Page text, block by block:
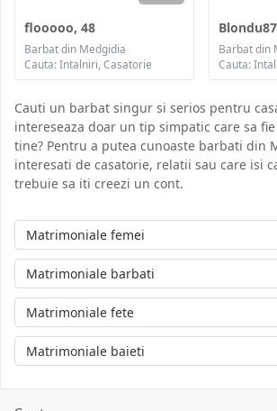
flooooo, 48
Barbat din Medgidia
Cauta: Intalniri, Casatorie
Barbat din
Cauta:
Cauti un barbat singur si serios pentru
intereseaza doar un tip simpatic care sa
tine? Pentru a putea cunoaste barbati din
interesati de casatorie, relatii sau care isi
trebuie sa iti creezi un cont.
Matrimoniale femei
Matrimoniale barbati
Matrimoniale fete
Matrimoniale baieti